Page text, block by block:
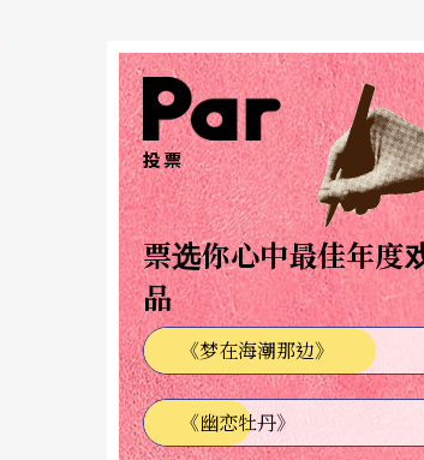
投票
票选你心中最佳年度
品
《梦在海潮那边》
《幽恋牡丹》